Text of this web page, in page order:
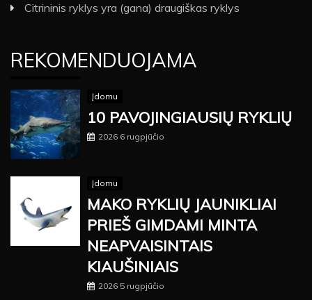
Citrininis ryklys yra (gana) draugiškas ryklys
REKOMENDUOJAMA
Įdomu
10 PAVOJINGIAUSIŲ RYKLIŲ
2026 6 rugpjūčio
Įdomu
MAKO RYKLIŲ JAUNIKLIAI
PRIEŠ GIMDAMI MINTA
NEAPVAISINTAIS
KIAUŠINIAIS
2026 5 rugpjūčio